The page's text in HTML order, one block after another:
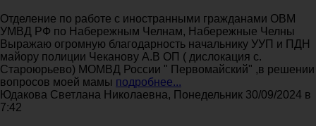
Отделение по работе с иностранными гражданами ОВМ
УМВД РФ по Набережным Челнам, Набережные Челны
Выражаю огромную благодарность начальнику УУП и ПДН
майору полиции Чеканову А.В ОП ( дислокация с.
Староюрьево) МОМВД России " Первомайский" ,в решении
вопросов моей мамы подробнее...
Юдакова Светлана Николаевна, Понедельник 30/09/2024 в
7:42